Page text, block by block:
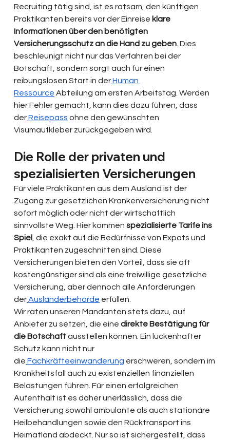
Recruiting tätig sind, ist es ratsam, den künftigen
Praktikanten bereits vor der Einreise klare
Informationen über den benötigten
Versicherungsschutz an die Hand zu geben . Dies
beschleunigt nicht nur das Verfahren bei der
Botschaft, sondern sorgt auch für einen
reibungslosen Start in derHuman
Ressource Abteilung am ersten Arbeitstag. Werden
hier Fehler gemacht, kann dies dazu führen, dass
derReisepass ohne den gewünschten
Visumaufkleber zurückgegeben wird.
Die Rolle der privaten und
spezialisierten Versicherungen
Für viele Praktikanten aus dem Ausland ist der
Zugang zur gesetzlichen Krankenversicherung nicht
sofort möglich oder nicht der wirtschaftlich
sinnvollste Weg. Hier kommen spezialisierte Tarife ins
Spiel
, die exakt auf die Bedürfnisse von Expats und
Praktikanten zugeschnitten sind. Diese
Versicherungen bieten den Vorteil, dass sie oft
kostengünstiger sind als eine freiwillige gesetzliche
Versicherung, aber dennoch alle Anforderungen
derAusländerbehörde erfüllen.
Wir raten unseren Mandanten stets dazu, auf
Anbieter zu setzen, die eine direkte Bestätigung für
die Botschaft ausstellen können. Ein lückenhafter
Schutz kann nicht nur
die Fachkräfteeinwanderung erschweren, sondern im
Krankheitsfall auch zu existenziellen finanziellen
Belastungen führen. Für einen erfolgreichen
Aufenthalt ist es daher unerlässlich, dass die
Versicherung sowohl ambulante als auch stationäre
Heilbehandlungen sowie den Rücktransport ins
Heimatland abdeckt. Nur so ist sichergestellt, dass